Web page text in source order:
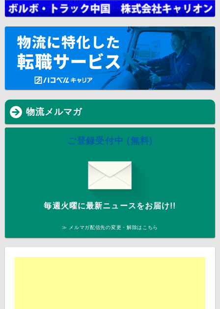
物流メルマガ
ご登録受付中 (無料)
毎週火曜に最新ニュースをお届け!!
≫ メルマガ配信先の変更・解除はこちら